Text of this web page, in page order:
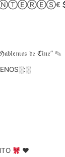
una dimensión
destaca por su
limitado.
los
𝔡𝔢 ℭ𝔦𝔫𝔢” ✎
♥